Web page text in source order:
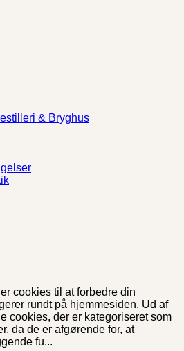
& Bryghus
cookies til at forbedre din
rundt på hjemmesiden. Ud af
cookies, der er kategoriseret som
da de er afgørende for, at
fu...